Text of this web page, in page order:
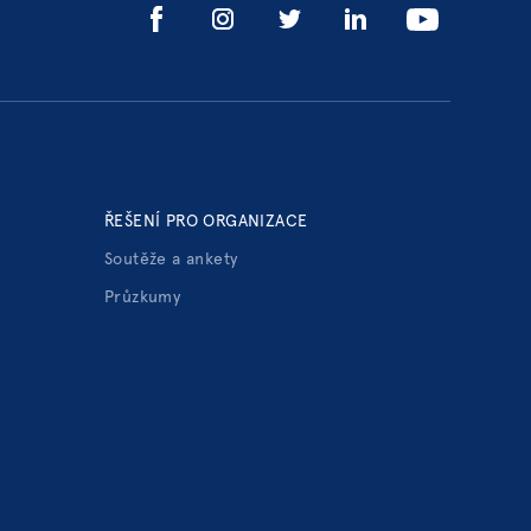
ŘEŠENÍ PRO ORGANIZACE
Soutěže a ankety
Průzkumy